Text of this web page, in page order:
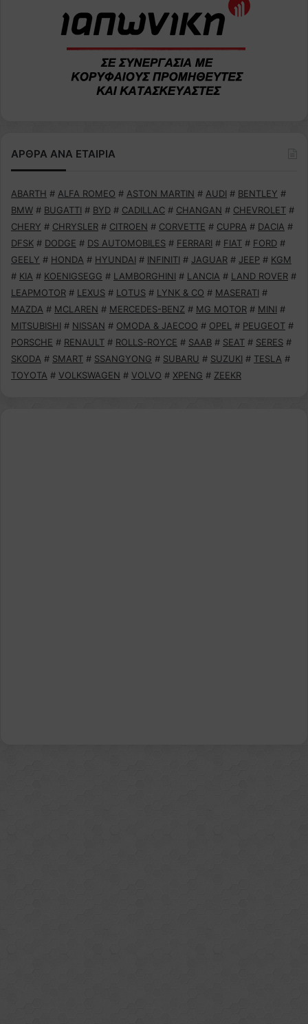
ΑΡΘΡΑ ΑΝΑ ΕΤΑΙΡΙΑ
ABARTH # ALFA ROMEO # ASTON MARTIN # AUDI # BENTLEY #
BMW # BUGATTI # BYD # CADILLAC # CHANGAN # CHEVROLET #
CHERY # CHRYSLER # CITROEN # CORVETTE # CUPRA # DACIA #
DFSK # DODGE # DS AUTOMOBILES # FERRARI # FIAT # FORD #
GEELY # HONDA # HYUNDAI # INFINITI # JAGUAR # JEEP # KGM
# KIA # KOENIGSEGG # LAMBORGHINI # LANCIA # LAND ROVER #
LEAPMOTOR # LEXUS # LOTUS # LYNK & CO # MASERATI #
MAZDA # MCLAREN # MERCEDES-BENZ # MG MOTOR # MINI #
MITSUBISHI # NISSAN # OMODA & JAECOO # OPEL # PEUGEOT #
PORSCHE # RENAULT # ROLLS-ROYCE # SAAB # SEAT # SERES #
SKODA # SMART # SSANGYONG # SUBARU # SUZUKI # TESLA #
TOYOTA # VOLKSWAGEN # VOLVO # XPENG # ZEEKR